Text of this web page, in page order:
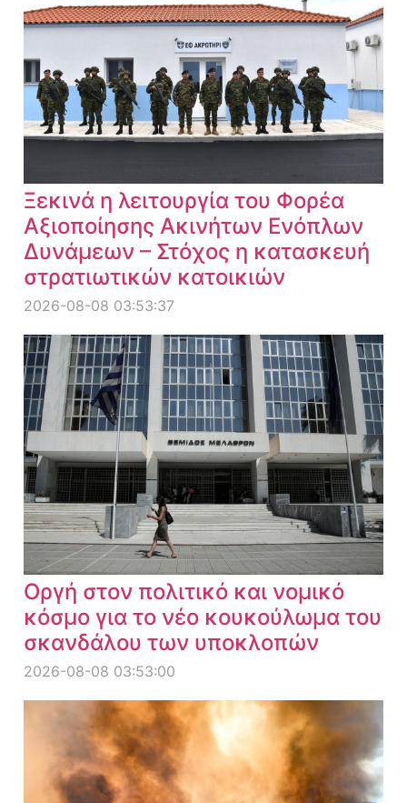
Ξεκινά η λειτουργία του Φορέα
Αξιοποίησης Ακινήτων Ενόπλων
Δυνάμεων – Στόχος η κατασκευή
στρατιωτικών κατοικιών
2026-08-08 03:53:37
Οργή στον πολιτικό και νομικό
κόσμο για το νέο κουκούλωμα του
σκανδάλου των υποκλοπών
2026-08-08 03:53:00